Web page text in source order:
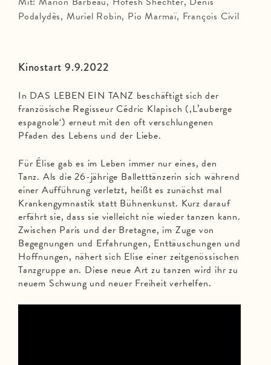
Kinostart 9.9.2022
In DAS LEBEN EIN TANZ beschäftigt sich der
französische Regisseur Cédric Klapisch (‚L’auberge
espagnole‘) erneut mit den oft verschlungenen
Pfaden des Lebens und der Liebe.
Für Élise gab es im Leben immer nur eines, den
Tanz. Als die 26-jährige Balletttänzerin sich während
einer Aufführung verletzt, heißt es zunächst mal
Krankengymnastik statt Bühnenkunst. Kurz darauf
erfährt sie, dass sie vielleicht nie wieder tanzen kann.
Zwischen Paris und der Bretagne, im Zuge von
Begegnungen und Erfahrungen, Enttäuschungen und
Hoffnungen, nähert sich Elise einer zeitgenössischen
Tanzgruppe an. Diese neue Art zu tanzen wird ihr zu
neuem Schwung und neuer Freiheit verhelfen.
Podalydès, Muriel Robin, Pio Marmaï, François Civil